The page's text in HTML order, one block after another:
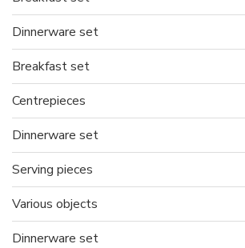
Dinnerware set
Breakfast set
Centrepieces
Dinnerware set
Serving pieces
Various objects
Dinnerware set